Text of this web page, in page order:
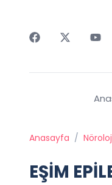
Anasayfa /
EŞİM